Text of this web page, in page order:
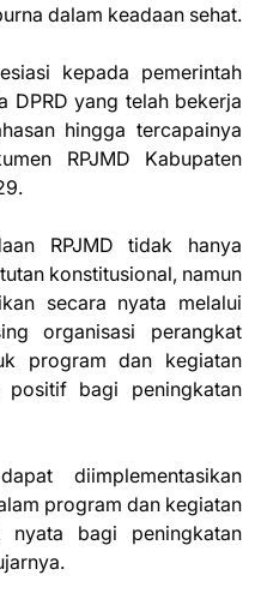
dalam keadaan sehat.
kepada pemerintah
DPRD yang telah bekerja
hingga tercapainya
RPJMD Kabupaten
RPJMD tidak hanya
konstitusional, namun
secara nyata melalui
organisasi perangkat
program dan kegiatan
positif bagi peningkatan
diimplementasikan
program dan kegiatan
nyata bagi peningkatan